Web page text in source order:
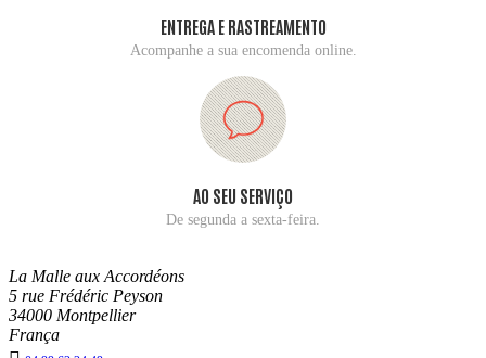
ENTREGA E RASTREAMENTO
Acompanhe a sua encomenda online.
AO SEU SERVIÇO
De segunda a sexta-feira.
La Malle aux Accordéons
5 rue Frédéric Peyson
34000 Montpellier
França